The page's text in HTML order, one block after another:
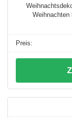
Weihnachten